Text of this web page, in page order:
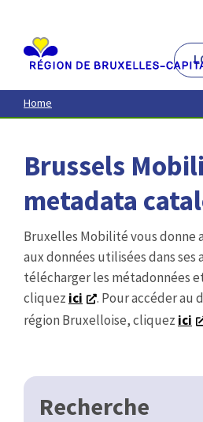
contenu
principal
Home
Brussels
metadata
Bruxelles Mobilité vous donne
aux données utilisées dans ses
télécharger les métadonnées
cliquez ici
. Pour accéder au
région Bruxelloise, cliquez ici
Recherche